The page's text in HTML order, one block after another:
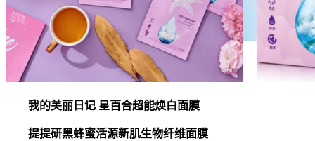
我的美丽日记 星百合超能焕白面膜
提提研黑蜂蜜活源新肌生物纤维面膜